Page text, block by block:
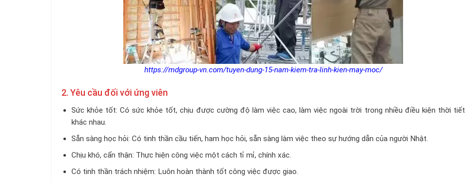
https://mdgroup-vn.com/tuyen-dung-15-nam-kiem-tra-linh-kien-may-moc/
2. Yêu cầu đối với ứng viên
Sức khỏe tốt: Có sức khỏe tốt, chịu được cường độ làm việc cao, làm việc ngoài trời trong nhiều điều kiện thời tiết
khác nhau.
Sẵn sàng học hỏi: Có tinh thần cầu tiến, ham học hỏi, sẵn sàng làm việc theo sự hướng dẫn của người Nhật.
Chịu khó, cẩn thận: Thực hiện công việc một cách tỉ mỉ, chính xác.
Có tinh thần trách nhiệm: Luôn hoàn thành tốt công việc được giao.